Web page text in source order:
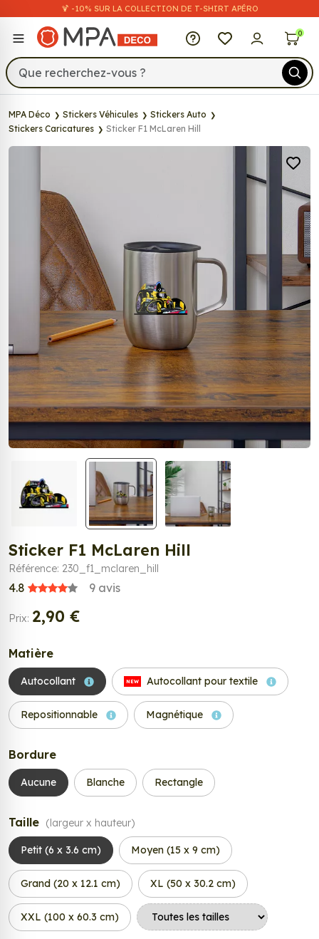
🍹 -10% SUR LA COLLECTION DE T-SHIRT APÉRO
MPA Déco 0
MPA Déco Stickers Véhicules
Stickers Auto
Stickers Caricatures
Sticker F1 McLaren Hill
Sticker F1 McLaren Hill
Référence: 230_f1_mclaren_hill
4.8 9 avis
Prix: 2,90 €
Matière
Autocollant NEW Autocollant pour textile
Repositionnable Magnétique
Bordure
Aucune Blanche Rectangle
Taille (largeur x hauteur)
Petit (6 x 3.6 cm) Moyen (15 x 9 cm)
Grand (20 x 12.1 cm) XL (50 x 30.2 cm)
XXL (100 x 60.3 cm)